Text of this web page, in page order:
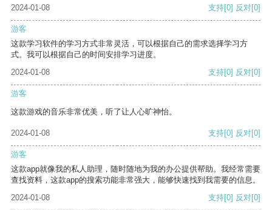
2024-01-08
支持[0] 反对[0]
游客
这款学习软件的学习方式非常灵活，可以根据自己的需求选择学习方
式。我可以根据自己的时间安排学习进度。
2024-01-08
支持[0] 反对[0]
游客
这款游戏的音乐非常优美，听了让人心旷神怡。
2024-01-08 支持[0] 反对[0]
游客
这款app就像我的私人助理，随时随地为我的办公提供帮助。我经常需要
查找资料，这款app的搜索功能非常强大，能够快速找到我需要的信息。
2024-01-08
支持[0] 反对[0]